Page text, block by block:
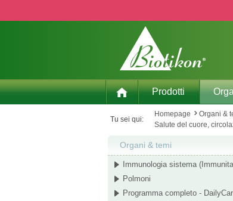
Prodotti
Tu sei qui:
Homepage
Organi &
Salute del cuore,
Organi & temi
Immunologia sistema
Polmoni
Programma completo -